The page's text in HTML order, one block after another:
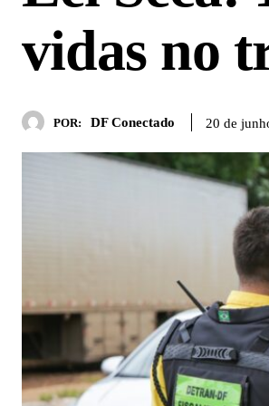
vidas no
POR: DF Conectado 20 de